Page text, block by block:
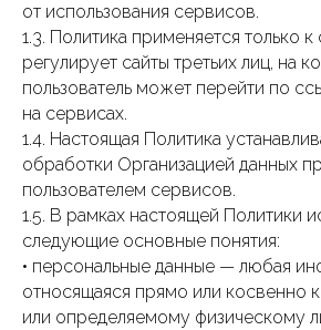
от использования сервисов.
1.3. Политика применяется только
регулирует сайты третьих лиц, на
пользователь может перейти по
на сервисах.
1.4. Настоящая Политика
обработки Организацией данных
пользователем сервисов.
1.5. В рамках настоящей Политики
следующие основные понятия:
• персональные данные — любая
относящаяся прямо или косвенно
или определяемому физическому